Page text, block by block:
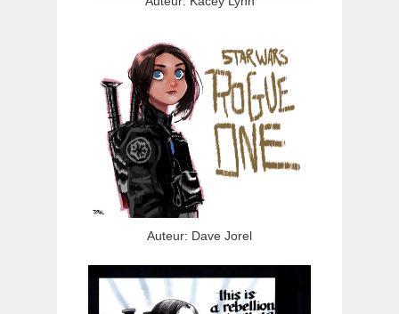
Auteur: Dave Jorel